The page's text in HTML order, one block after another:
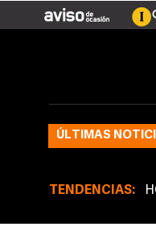
ÚLTIMAS
TENDENCIAS: